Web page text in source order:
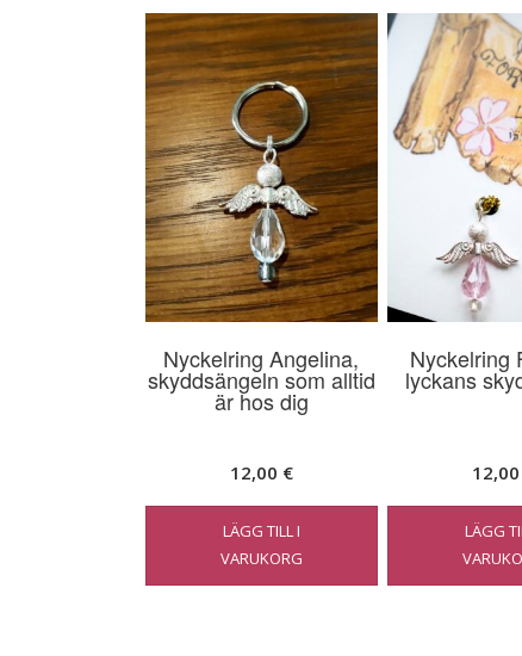
Nyckelring Angelina,
skyddsängeln som alltid
är hos dig
12,00 €
LÄGG TILL I
VARUKORG
Nyckelring
lyckans
12,00
LÄGG